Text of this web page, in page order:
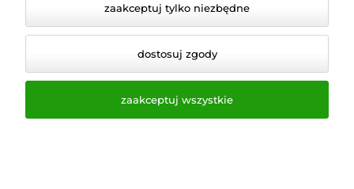
zaakceptuj tylko niezbędne
dostosuj zgody
zaakceptuj wszystkie